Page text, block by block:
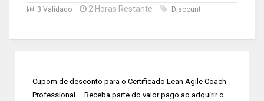
3 Validado 2 Horas Restante Discount
Cupom de desconto para o Certificado Lean Agile Coach
Professional – Receba parte do valor pago ao adquirir o